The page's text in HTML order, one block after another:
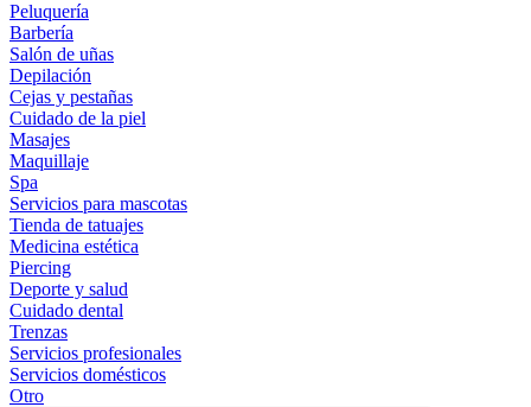
Peluquería
Barbería
Salón de uñas
Depilación
Cejas y pestañas
Cuidado de la piel
Masajes
Maquillaje
Spa
Servicios para mascotas
Tienda de tatuajes
Medicina estética
Piercing
Deporte y salud
Cuidado dental
Trenzas
Servicios profesionales
Servicios domésticos
Otro